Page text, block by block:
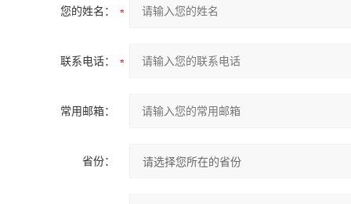
您的姓名：
联系电话：
常用邮箱：
省份：